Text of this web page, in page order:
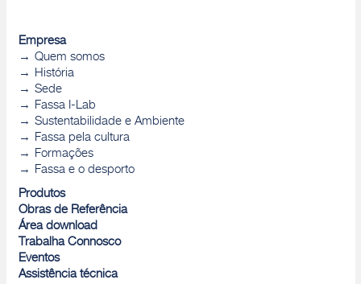
Empresa
Quem somos
História
Sede
Fassa I-Lab
Sustentabilidade e Ambiente
Fassa pela cultura
Formações
Fassa e o desporto
Produtos
Obras de Referência
Área download
Trabalha Connosco
Eventos
Assistência técnica